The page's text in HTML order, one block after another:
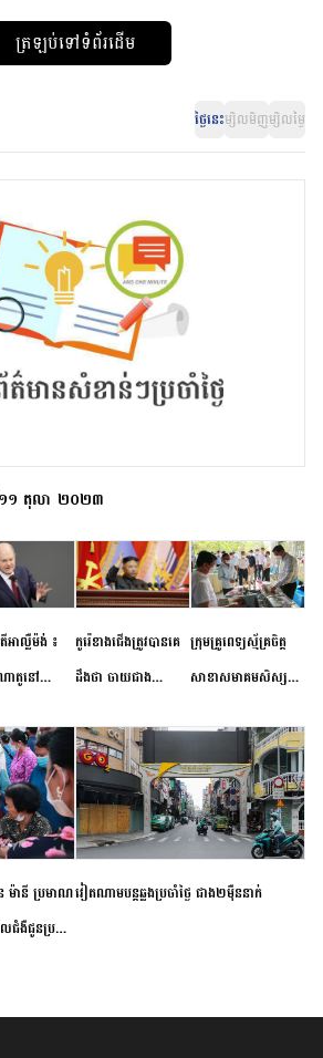
ត្រឡប់ទៅទំព័រដើម
ថ្ងៃនេះម្សិលមិញម្សិលម្ងៃ
ទី១១ តុលា ២០២៣
អាល្លឺម៉ង់ ៖
ាតូនៅ
ញ្ជូនសញ្ញា
តរមួត និង
ត្ត
កូរ៉េខាងជើងត្រូវបានគេ
ដឹងថា ចាយជាង
អភិវឌ្ឍន៍នុយក្លេអ៊ែរ
ក្រុមគ្រូពេទ្យស្ម័គ្រចិត្ត
សាខាសមាគមសិស្ស
ខេត្តកំពង់ចាម ចុះពិនិត្យ
ពិគ្រោះជំងឺទូទៅ និងផ្តល់
ថ្នាំពេទ្យជូនប្រជាពលរដ្ឋ
រស់នៅសង្កាត់បឹងកុក
ម៉ានី ប្រមាណ
ជំងឺជូនប្រជា
វៀតណាម​បន្ត​ឆ្លង​ប្រចាំថ្ងៃ​ ​ជាង​២​ម៉ឺន​នាក់​